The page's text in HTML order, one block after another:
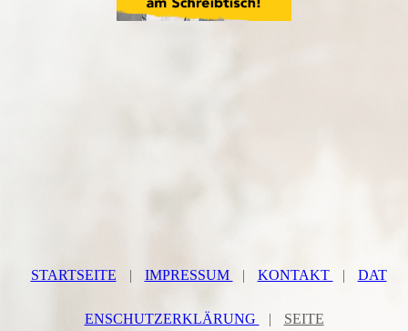
STARTSEITE | IMPRESSUM | KONTAKT | DAT
ENSCHUTZERKLÄRUNG | SEITE